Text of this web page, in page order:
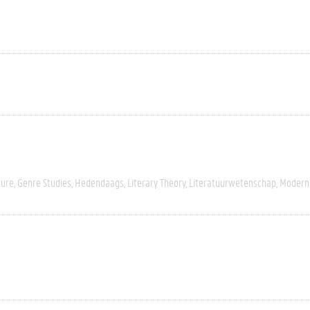
Genre Studies Hedendaags Literary Theory Literatuurwetenschap